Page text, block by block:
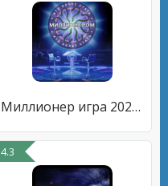
Миллионер игра 2022: викторина
4.3